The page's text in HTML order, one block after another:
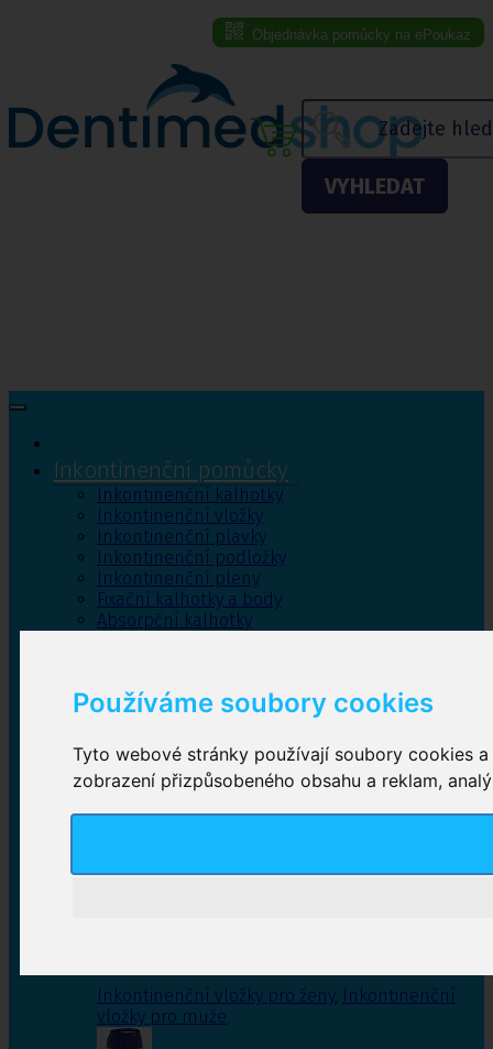
Používáme soubory cookies
Tyto webové stránky používají soubory cookies
zobrazení přizpůsobeného obsahu a reklam,
Objednávka pomůcky na ePoukaz
VYHLEDAT
Inkontinenční pomůcky
Inkontinenční kalhotky
Inkontinenční vložky
Inkontinenční plavky
Inkontinenční podložky
Inkontinenční pleny
Fixační kalhotky a body
Absorpční kalhotky
Inkontinenční kalhotky
Plenkové kalhotky navlékací,Plenkové kalhotky
Inkontinenční vložky pro ženy, Inkontinenční
vložky pro muže